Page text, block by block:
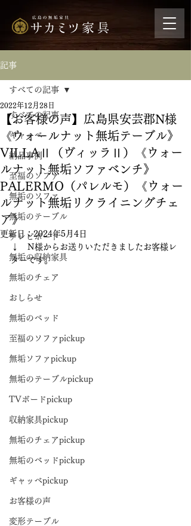
記事
すべての記事
ギャッベ
納品事例
至福のソファ
無垢のソファ
無垢のテーブル
テレビボード
無垢の収納家具
無垢のチェア
おしらせ
無垢のベッド
至福のソファpickup
無垢ソファpickup
無垢のテーブルpickup
TVボードpickup
収納家具pickup
無垢のチェアpickup
無垢のベッドpickup
ギャッベpickup
お客様の声
変形テーブル
すべての記事
【お客様の声】広島県安芸郡N様
《ウォールナット無垢テーブル》
VILLAⅡ（ヴィッラⅡ）《ウォー
ルナット無垢ソファベンチ》
PALERMO（パレルモ）《ウォー
ルナット無垢リクライニングチェ
ア》
2022年12月28日
更新日：2024年5月4日
↓　N様からお送りいただきましたお客様レ
ターです。